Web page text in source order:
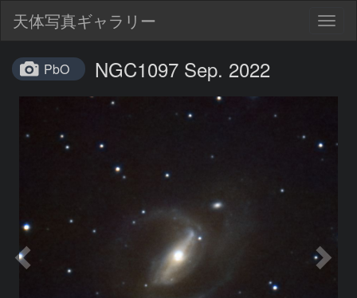
天体写真ギャラリー
PbO NGC1097 Sep. 2022